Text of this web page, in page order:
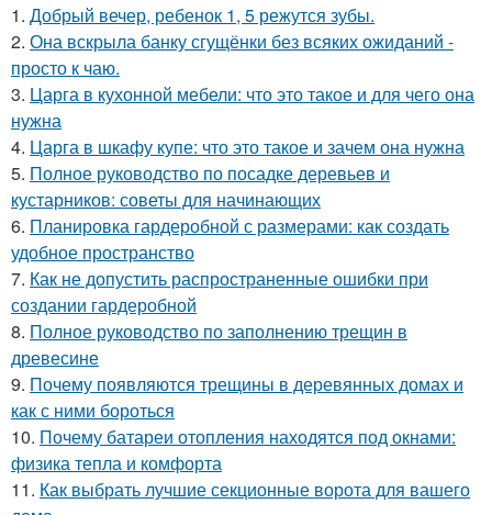
1. Добрый вечер, ребенок 1, 5 режутся зубы.
2. Она вскрыла банку сгущёнки без всяких ожиданий -
просто к чаю.
3. Царга в кухонной мебели: что это такое и для чего она
нужна
4. Царга в шкафу купе: что это такое и зачем она нужна
5. Полное руководство по посадке деревьев и
кустарников: советы для начинающих
6. Планировка гардеробной с размерами: как создать
удобное пространство
7. Как не допустить распространенные ошибки при
создании гардеробной
8. Полное руководство по заполнению трещин в
древесине
9. Почему появляются трещины в деревянных домах и
как с ними бороться
10. Почему батареи отопления находятся под окнами:
физика тепла и комфорта
11. Как выбрать лучшие секционные ворота для вашего